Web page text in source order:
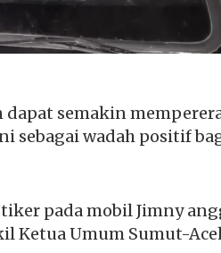
dapat semakin
sebagai wadah positif
pada mobil Jimny
Ketua Umum Sumut-